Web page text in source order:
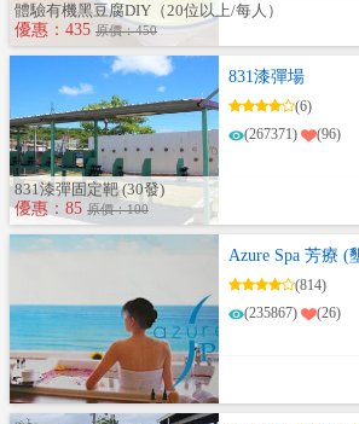
體驗有機黑豆腐DIY（20位以上/每人）
優惠：435 原價：450
831漆彈場
(6)
(267371)
(96)
831漆彈固定靶 (30發)
優惠：85 原價：100
Azure Spa 芳療 (
(814)
(235867)
(26)